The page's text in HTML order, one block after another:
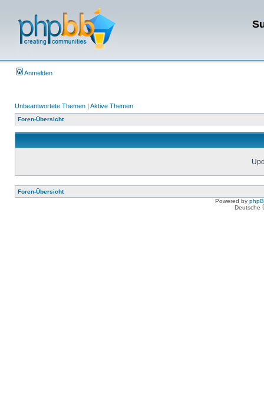
Anmelden
Unbeantwortete Themen | Aktive Themen
Foren-Übersicht
Foren-Übersicht
Powered by
Deutsche